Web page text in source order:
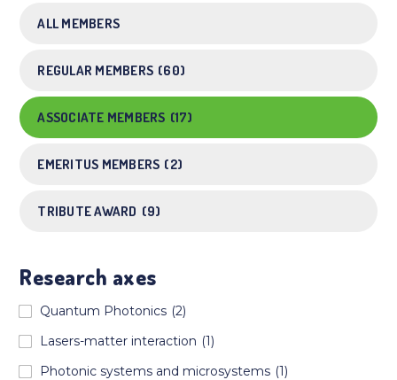
ALL MEMBERS
REGULAR MEMBERS (60)
ASSOCIATE MEMBERS (17)
EMERITUS MEMBERS (2)
TRIBUTE AWARD (9)
Research axes
Quantum Photonics (2)
Lasers-matter interaction (1)
Photonic systems and microsystems (1)